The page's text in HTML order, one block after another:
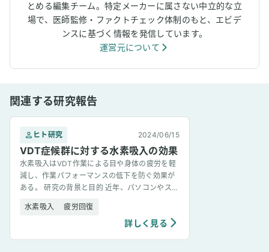
とめる編集チーム。特定メーカーに属さない中立的な立
場で、医師監修・ファクトチェック体制のもと、エビデ
ンスに基づく情報を発信しています。
運営元について
関連する研究報告
ヒト研究 2024/06/15
VDT症候群に対する水素吸入の効果
水素吸入はVDT作業による目や身体の疲労を軽
減し、作業パフォーマンスの低下を防ぐ効果が
ある。 研究の背景と目的 近年、パソコンやスマ
[&hellip;]
水素吸入 疲労回復
詳しく見る